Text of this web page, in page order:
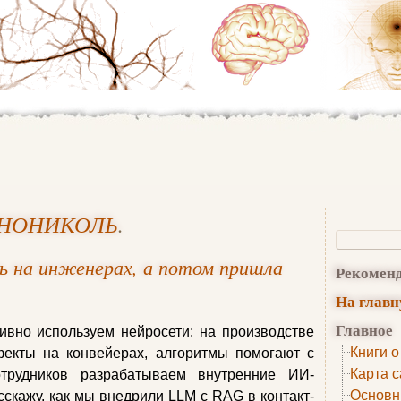
На
Главное
Книги
Карта
.
на инженерах, а потом пришла
используем нейросети: на производстве
на конвейерах, алгоритмы помогают с
разрабатываем внутренние ИИ-
как мы внедрили LLM с RAG в контакт-